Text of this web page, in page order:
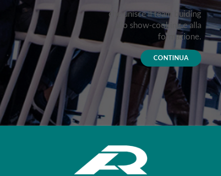
che unisce il team buiding
allo show-cooking e alla
formazione.
CONTINUA